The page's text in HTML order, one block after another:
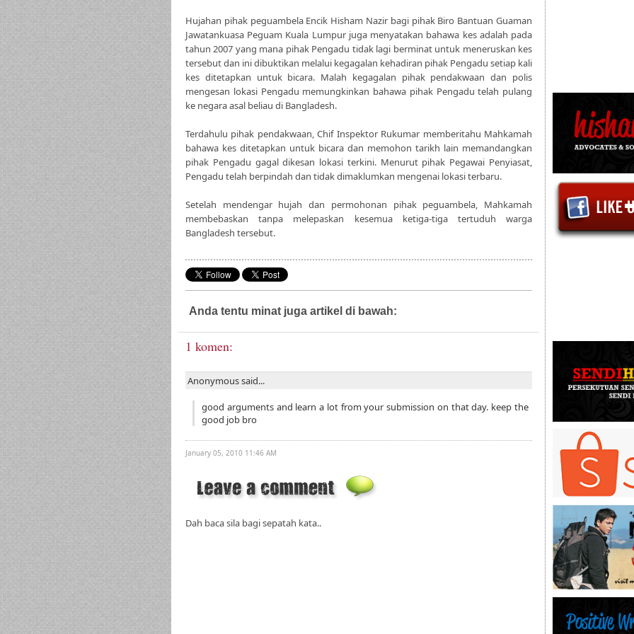
Hujahan pihak peguambela Encik Hisham Nazir bagi pihak Biro Bantuan Guaman
Jawatankuasa Peguam Kuala Lumpur juga menyatakan bahawa kes adalah pada
tahun 2007 yang mana pihak Pengadu tidak lagi berminat untuk meneruskan kes
tersebut dan ini dibuktikan melalui kegagalan kehadiran pihak Pengadu setiap kali
kes ditetapkan untuk bicara. Malah kegagalan pihak pendakwaan dan polis
mengesan lokasi Pengadu memungkinkan bahawa pihak Pengadu telah pulang
ke negara asal beliau di Bangladesh.
Terdahulu pihak pendakwaan, Chif Inspektor Rukumar memberitahu Mahkamah
bahawa kes ditetapkan untuk bicara dan memohon tarikh lain memandangkan
pihak Pengadu gagal dikesan lokasi terkini. Menurut pihak Pegawai Penyiasat,
Pengadu telah berpindah dan tidak dimaklumkan mengenai lokasi terbaru.
Setelah mendengar hujah dan permohonan pihak peguambela, Mahkamah
membebaskan tanpa melepaskan kesemua ketiga-tiga tertuduh warga
Bangladesh tersebut.
Anda tentu minat juga artikel di bawah:
1 komen:
Anonymous said...
good arguments and learn a lot from your submission on that day. keep the
good job bro
January 05, 2010 11:46 AM
Dah baca sila bagi sepatah kata..